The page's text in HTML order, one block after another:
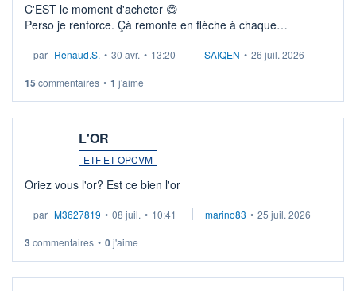
C'EST le moment d'acheter 😄​
Perso je renforce. Çà remonte en flèche à chaque
Investissement long terme tip top pour sa retraite.
par Renaud.S. • 30 avr. • 13:20 SAIQEN • 26 juil. 2026
15 commentaires • 1 j'aime
L'OR
ETF ET OPCVM
Oriez vous l'or? Est ce bien l'or
par M3627819 • 08 juil. • 10:41 marino83 • 25 juil. 2026
3 commentaires • 0j'aime